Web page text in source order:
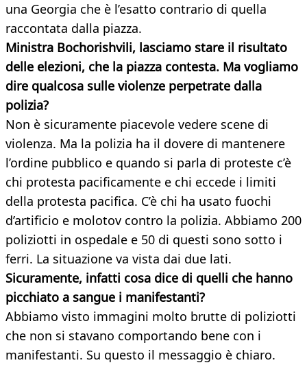
una Georgia che è l’esatto contrario di quella
raccontata dalla piazza.
Ministra Bochorishvili, lasciamo stare il risultato
delle elezioni, che la piazza contesta. Ma vogliamo
dire qualcosa sulle violenze perpetrate dalla
polizia?
Non è sicuramente piacevole vedere scene di
violenza. Ma la polizia ha il dovere di mantenere
l’ordine pubblico e quando si parla di proteste c’è
chi protesta pacificamente e chi eccede i limiti
della protesta pacifica. C’è chi ha usato fuochi
d’artificio e molotov contro la polizia. Abbiamo 200
poliziotti in ospedale e 50 di questi sono sotto i
ferri. La situazione va vista dai due lati.
Sicuramente, infatti cosa dice di quelli che hanno
picchiato a sangue i manifestanti?
Abbiamo visto immagini molto brutte di poliziotti
che non si stavano comportando bene con i
manifestanti. Su questo il messaggio è chiaro.